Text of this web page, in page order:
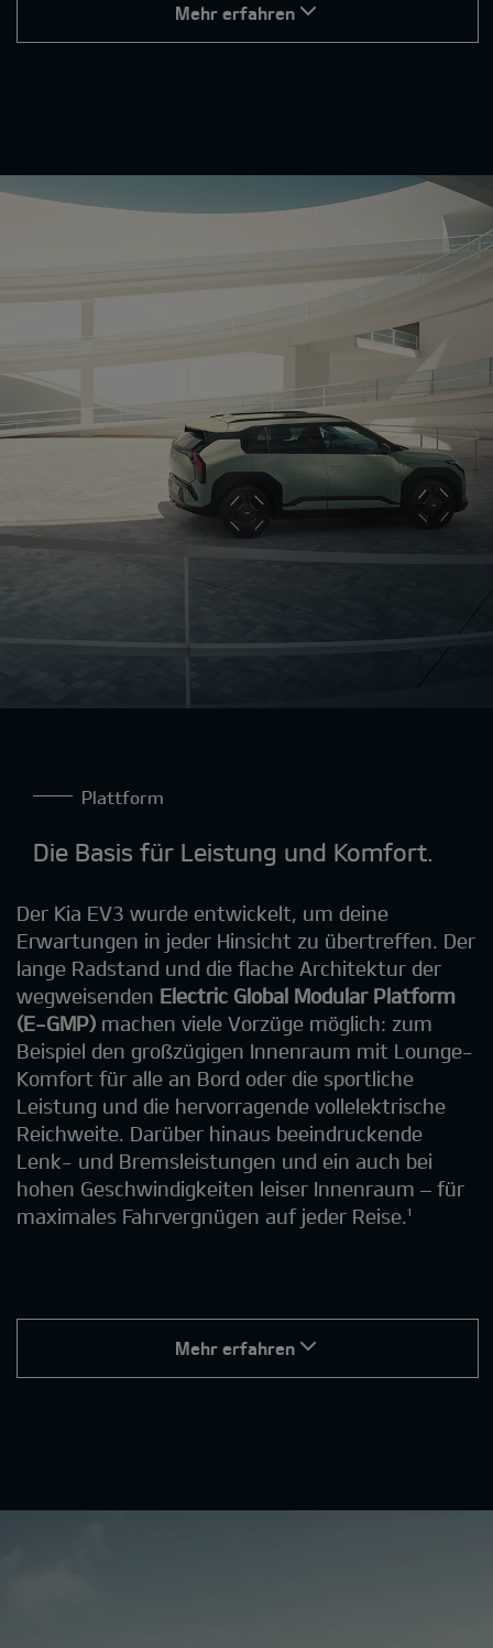
Mehr erfahren
Plattform
Die Basis für Leistung und Komfort.
Der Kia EV3 wurde entwickelt, um deine
Erwartungen in jeder Hinsicht zu übertreffen. Der
lange Radstand und die flache Architektur der
wegweisenden Electric Global Modular Platform
(E-GMP) machen viele Vorzüge möglich: zum
Beispiel den großzügigen Innenraum mit Lounge-
Komfort für alle an Bord oder die sportliche
Leistung und die hervorragende vollelektrische
Reichweite. Darüber hinaus beeindruckende
Lenk- und Bremsleistungen und ein auch bei
hohen Geschwindigkeiten leiser Innenraum – für
maximales Fahrvergnügen auf jeder Reise.¹
Mehr erfahren